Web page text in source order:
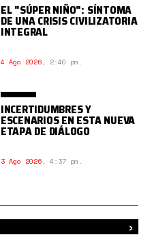
EL "SÚPER NIÑO": SÍNTOMA
DE UNA CRISIS CIVILIZATORIA
INTEGRAL
4 Ago 2026, 2:40 pm.
INCERTIDUMBRES Y
ESCENARIOS EN ESTA NUEVA
ETAPA DE DIÁLOGO
3 Ago 2026, 4:37 pm.
›